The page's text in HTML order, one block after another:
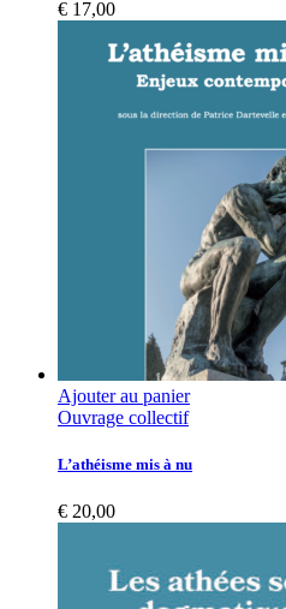
€ 17,00
Ajouter au panier
Ouvrage collectif
L’athéisme mis à nu
€ 20,00